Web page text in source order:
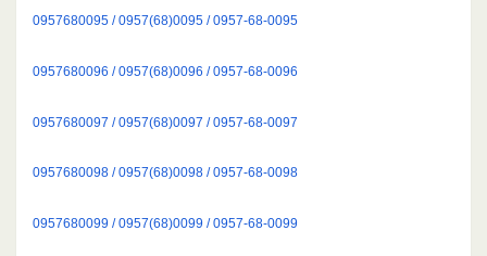
0957680095 / 0957(68)0095 / 0957-68-0095
0957680096 / 0957(68)0096 / 0957-68-0096
0957680097 / 0957(68)0097 / 0957-68-0097
0957680098 / 0957(68)0098 / 0957-68-0098
0957680099 / 0957(68)0099 / 0957-68-0099